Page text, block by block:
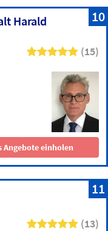
10
Harald
(15)
Angebote einholen
11
(13)